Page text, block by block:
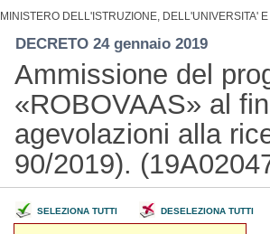
MINISTERO DELL'ISTRUZIONE, DELL'UNIVERSITA'
DECRETO 24 gennaio 2019
Ammissione del
«ROBOVAAS» al
agevolazioni alla
90/2019).
SELEZIONA TUTTI DESELEZIONA TUTTI